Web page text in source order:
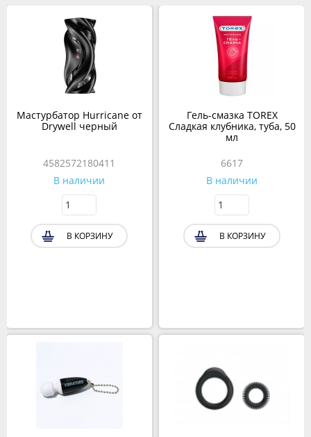
Мастурбатор Hurricane от
Drywell черный
4582572180411
В наличии
В КОРЗИНУ
Гель-смазка TOREX
Сладкая клубника, туба, 50
мл
6617
В наличии
В КОРЗИНУ